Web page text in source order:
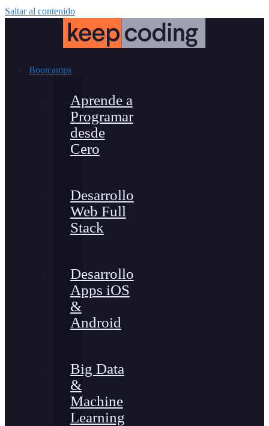
Saltar al contenido
Bootcamps
Aprende a
Programar
desde
Cero
Desarrollo
Web Full
Stack
Desarrollo
Apps iOS
&
Android
Big Data
&
Machine
Learning